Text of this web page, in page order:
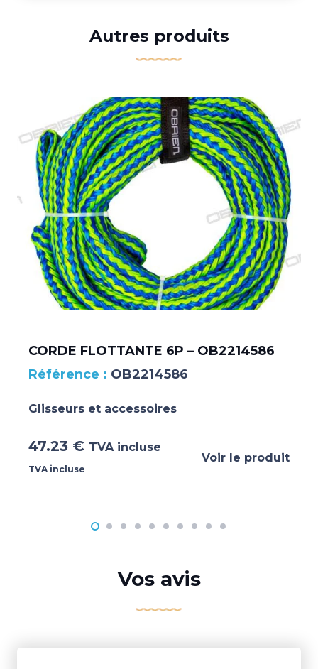
Autres produits
CORDE FLOTTANTE 6P – OB2214586
OB2214586
Glisseurs et accessoires
47.23 € TVA incluse
TVA incluse
Voir le produit
Vos avis